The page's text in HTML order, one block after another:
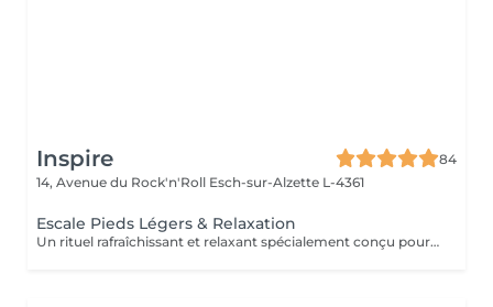
Inspire
84
14, Avenue du Rock'n'Roll Esch-sur-Alzette L-4361
Escale Pieds Légers & Relaxation
Un rituel rafraîchissant et relaxant spécialement conçu pour délasser les pieds et offrir une profonde sensation de détente à l'ensemble du corps ! Le bain de pieds aux sels d'Epsom enrichis en plantes aromatiques purifiantes et apaisantes invite à relâcher les tensions accumulées tout en procurant une agréable sensation de fraîcheur. Un gommage naturel est ensuite réalisé afin d'exfolier la peau, stimuler la microcirculation et réveiller les zones réflexes présentes sous les pieds. Le rituel se poursuit par un massage profondément relaxant associant manuvres enveloppantes et quelques points inspirés de la réflexologie plantaire. Réalisé à l'aide d'une huile naturelle aux notes fraîches et vivifiantes, ce massage favorise la détente générale et apaise le mental. Une bulle de bien-être pour ralentir, se recentrer et repartir du bon pied !